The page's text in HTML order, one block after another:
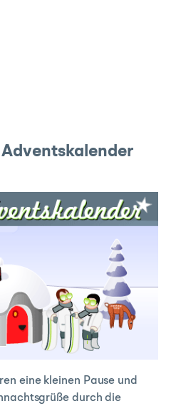
eine kleinen Pause und
durch die